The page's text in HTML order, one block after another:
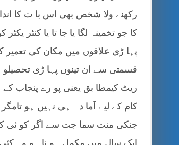
رکھنے ولا شخص بھی اس با ت کا
کا جو تخمینہ لگا یا جا تا یا کنٹر
پہا ڑی علاقوں میں مکان کی
قسمتی سے ان تینوں پہا ڑی تحصیلو
ریٹ کیمطا بق یعنی پو رے پنجاب
کام کے لیے آما دہ ہی نہیں ہو
جنکی منت سما جت سے اگر کو ئی